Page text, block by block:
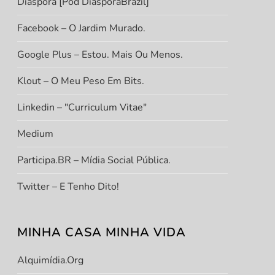
Facebook – O Jardim Murado.
Google Plus – Estou. Mais Ou Menos.
Klout – O Meu Peso Em Bits.
Linkedin – "Curriculum Vitae"
Medium
Participa.BR – Mídia Social Pública.
Twitter – E Tenho Dito!
MINHA CASA MINHA VIDA
Alquimídia.org